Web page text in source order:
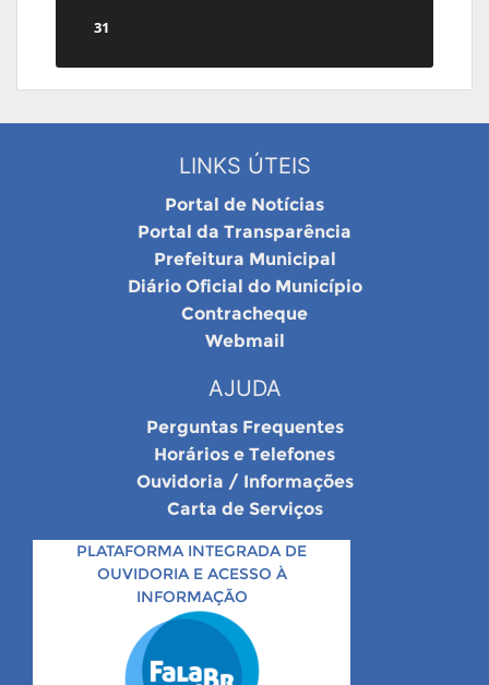
31
LINKS ÚTEIS
Portal de Notícias
Portal da Transparência
Prefeitura Municipal
Diário Oficial do Município
Contracheque
Webmail
AJUDA
Perguntas Frequentes
Horários e Telefones
Ouvidoria / Informações
Carta de Serviços
PLATAFORMA INTEGRADA DE
OUVIDORIA E ACESSO À
INFORMAÇÃO